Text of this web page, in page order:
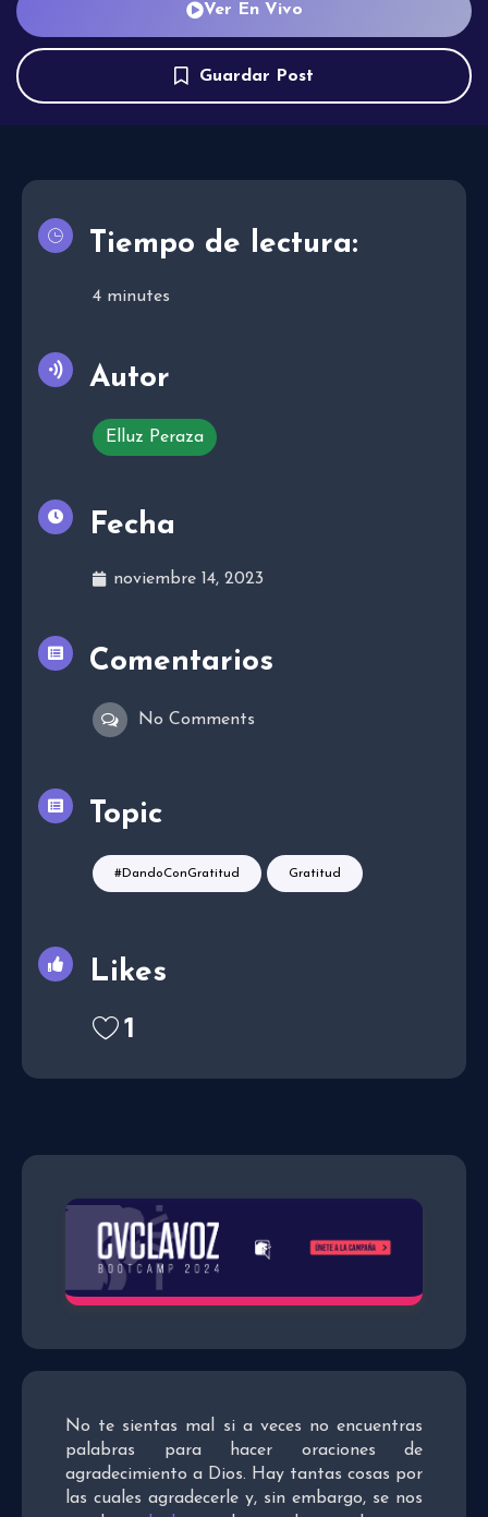
Ver En Vivo
Guardar Post
No te sientas mal si a veces no encuentras
palabras para hacer oraciones de
agradecimiento a Dios. Hay tantas cosas por
las cuales agradecerle y, sin embargo, se nos
Tiempo de lectura:
4 minutes
Autor
Elluz Peraza
Fecha
noviembre 14, 2023
Comentarios
No Comments
Topic
#DandoConGratitud Gratitud
Likes
1